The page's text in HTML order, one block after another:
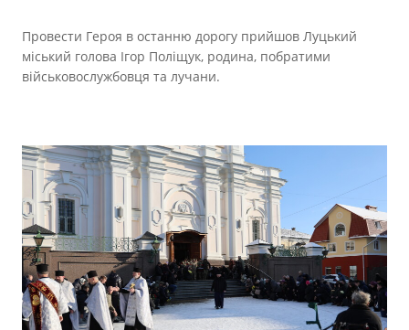
Провести Героя в останню дорогу прийшов Луцький
міський голова Ігор Поліщук, родина, побратими
військовослужбовця та лучани.